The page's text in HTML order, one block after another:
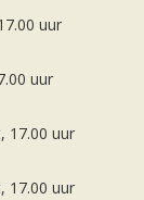
uur
uur
17.00 uur
17.00 uur